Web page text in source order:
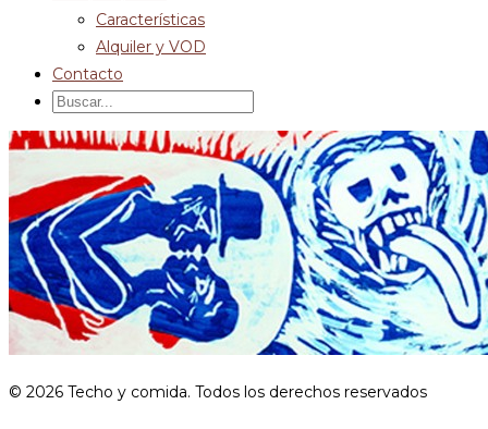
Características
Alquiler y VOD
Contacto
© 2026 Techo y comida. Todos los derechos reservados